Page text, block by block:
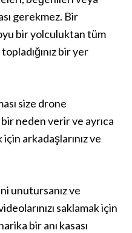
gerekmez. Bir
bir yolculuktan tüm
topladığınız bir yer
size drone
neden verir ve ayrıca
için arkadaşlarınız ve
unutursanız ve
saklamak için
bir anı kasası